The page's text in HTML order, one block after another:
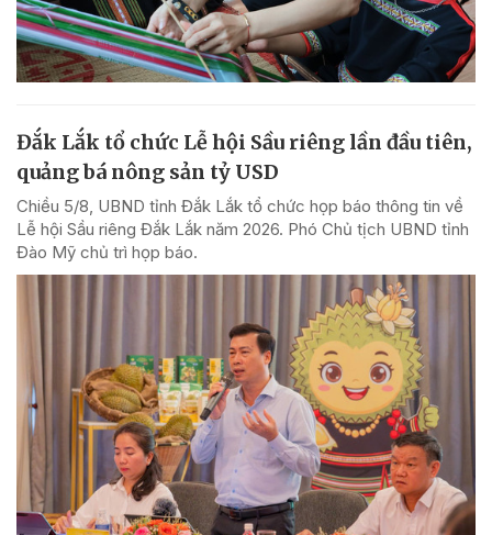
Đắk Lắk tổ chức Lễ hội Sầu riêng lần đầu tiên,
quảng bá nông sản tỷ USD
Chiều 5/8, UBND tỉnh Đắk Lắk tổ chức họp báo thông tin về
Lễ hội Sầu riêng Đắk Lắk năm 2026. Phó Chủ tịch UBND tỉnh
Đào Mỹ chủ trì họp báo.